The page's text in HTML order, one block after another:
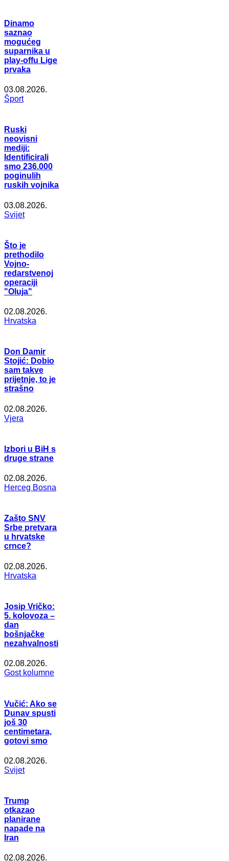
Dinamo
saznao
mogućeg
suparnika u
play-offu Lige
prvaka
03.08.2026.
Šport
Ruski
neovisni
mediji:
Identificirali
smo 236.000
poginulih
ruskih vojnika
03.08.2026.
Svijet
Što je
prethodilo
Vojno-
redarstvenoj
operaciji
"Oluja"
02.08.2026.
Hrvatska
Don Damir
Stojić: Dobio
sam takve
prijetnje, to je
strašno
02.08.2026.
Vjera
Izbori u BiH s
druge strane
02.08.2026.
Herceg Bosna
Zašto SNV
Srbe pretvara
u hrvatske
crnce?
02.08.2026.
Hrvatska
Josip Vričko:
5. kolovoza –
dan
bošnjačke
nezahvalnosti
02.08.2026.
Gost kolumne
Vučić: Ako se
Dunav spusti
još 30
centimetara,
gotovi smo
02.08.2026.
Svijet
Trump
otkazao
planirane
napade na
Iran
02.08.2026.